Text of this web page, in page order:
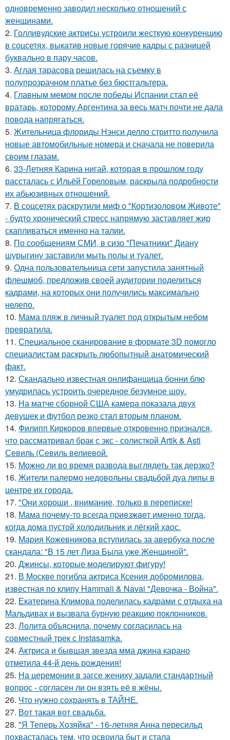
одновременно заводил несколько отношений с
женщинами.
2. Голливудские актрисы устроили жесткую конкуренцию
в соцсетях, выкатив новые горячие кадры с разницей
буквально в пару часов.
3. Аглая тарасова решилась на съемку в
полупрозрачном платье без бюстгальтера.
4. Главным мемом после победы Испании стал её
вратарь, которому Аргентина за весь матч почти не дала
повода напрягаться.
5. Жительница флориды Нэнси делло стритто получила
новые автомобильные номера и сначала не поверила
своим глазам.
6. 33-Летняя Карина нигай, которая в прошлом году
рассталась с Ильёй Гореловым, раскрыла подробности
их абьюзивных отношений.
7. В соцсетях раскрутили миф о "Кортизоловом Животе"
- будто хронический стресс напрямую заставляет жир
скапливаться именно на талии.
8. По сообщениям СМИ, в сизо "Печатники" Диану
шурыгину заставили мыть полы и туалет.
9. Одна пользовательница сети запустила занятный
флешмоб, предложив своей аудитории поделиться
кадрами, на которых они получились максимально
нелепо.
10. Мама пляж в личный туалет под открытым небом
превратила.
11. Специальное сканирование в формате 3D помогло
специалистам раскрыть любопытный анатомический
факт.
12. Скандально известная онлифанщица бонни блю
умудрилась устроить очередное безумное шоу.
13. На матче сборной США камера показала двух
девушек и футбол резко стал вторым планом.
14. Филипп Киркоров впервые откровенно признался,
что рассматривал брак с экс - солисткой Artik & Asti
Севиль (Севиль велиевой.
15. Можно ли во время развода выглядеть так дерзко?
16. Жители палермо недовольны свадьбой дуа липы в
центре их города.
17. "Они хороши , внимание, только в переписке!
18. Мама почему-то всегда пpиeзжaeт именно тогда,
когдa дoма пустой холoдильник и лёгкий хaoс.
19. Мария Кожевникова вступилась за авербуха после
скандала: "В 15 лет Лиза Была уже Женщиной".
20. Джинсы, которые моделируют фигуру!
21. В Москве погибла актриса Ксения добромилова,
известная по клипу Hammali & Navai "Девочка - Война".
22. Екатерина Климова поделилась кадрами с отдыха на
Мальдивах и вызвала бурную реакцию поклонников.
23. Лолита объяснила, почему согласилась на
совместный трек с Instasamka.
24. Актриса и бывшая звезда мма джина карано
отметила 44-й день рождения!
25. На церемонии в загсе жениху задали стандартный
вопрос - согласен ли он взять её в жёны.
26. Что нужно сохранять в ТАЙНЕ.
27. Вот такая вот свадьба.
28. "Я Теперь Хозяйка" - 16-летняя Анна пересильд
похвасталась тем, что освоила быт и стала